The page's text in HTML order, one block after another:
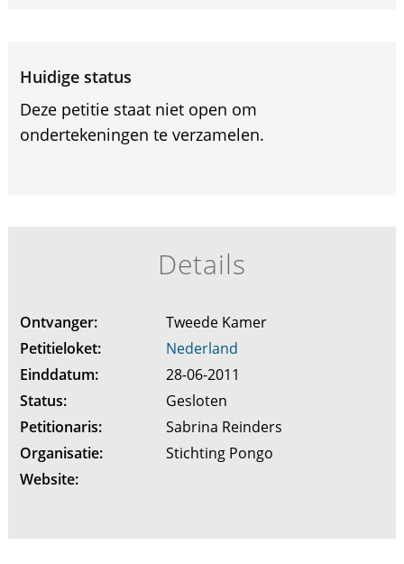
Huidige status
Deze petitie staat niet open om
ondertekeningen te verzamelen.
Details
Ontvanger:
Tweede Kamer
Petitieloket:
Nederland
Einddatum:
28-06-2011
Status:
Gesloten
Petitionaris:
Sabrina Reinders
Organisatie:
Stichting Pongo
Website: